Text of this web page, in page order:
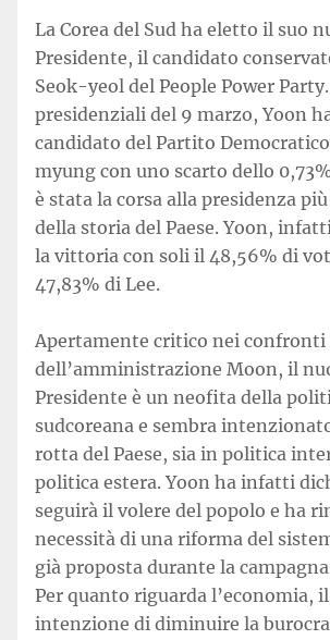
La Corea del Sud ha eletto il suo
Presidente, il candidato
Seok-yeol del People Power
presidenziali del 9 marzo, Yoon
candidato del Partito Democratico
myung con uno scarto dello
è stata la corsa alla presidenza
della storia del Paese. Yoon,
la vittoria con soli il 48,56% di
47,83% di Lee.
Apertamente critico nei confronti
dell’amministrazione Moon, il
Presidente è un neofita della
sudcoreana e sembra
rotta del Paese, sia in politica
politica estera. Yoon ha infatti
seguirà il volere del popolo e ha
necessità di una riforma del
già proposta durante la
Per quanto riguarda l’economia,
intenzione di diminuire la